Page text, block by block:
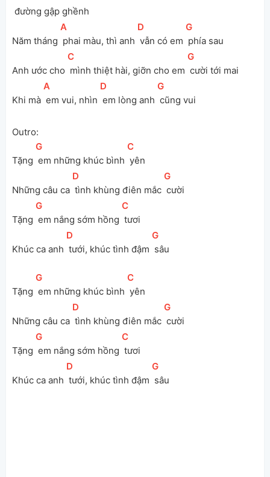
đường gập ghềnh
Năm tháng
[
A
phai màu, thì anh
[D
vẫn có em
[
G
phía sau
Anh ước cho
[
C
mình thiệt hài, giỡn cho em
[
G
cười tới mai
Khi mà
[
A
em vui, nhìn
[D
em lòng anh
[
G
cũng vui
Outro:
Tặng
[
G
em những khúc bình
[
C
yên
Những câu ca
[D
tình khùng điên mắc
[
G
cười
Tặng
[
G
em nắng sớm hồng
[
C
tươi
Khúc ca anh
[D
tưới, khúc tình đậm
[
G
sâu
Tặng
[
G
em những khúc bình
[
C
yên
Những câu ca
[D
tình khùng điên mắc
[
G
cười
Tặng
[
G
em nắng sớm hồng
[
C
tươi
Khúc ca anh
[D
tưới, khúc tình đậm
[
G
sâu